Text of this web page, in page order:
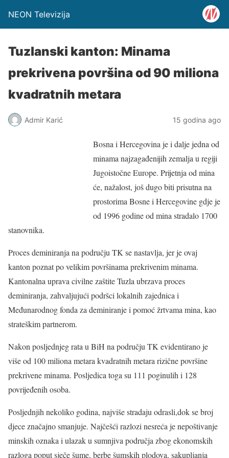
NEON Televizija
Tuzlanski kanton: Minama
prekrivena površina od 90 miliona
kvadratnih metara
Admir Karić 15 godina ago
Bosna i Hercegovina je i dalje jedna od
minama najzagađenijih zemalja u regiji
Jugoistočne Europe. Prijetnja od mina
će, nažalost, još dugo biti prisutna na
prostorima Bosne i Hercegovine gdje je
od 1996 godine od mina stradalo 1700
stanovnika.
Proces deminiranja na području TK se nastavlja, jer je ovaj
kanton poznat po velikim površinama prekrivenim minama.
Kantonalna uprava civilne zaštite Tuzla ubrzava proces
deminiranja, zahvaljujući podršci lokalnih zajednica i
Međunarodnog fonda za deminiranje i pomoć žrtvama mina, kao
strateškim partnerom.
Nakon posljednjeg rata u BiH na području TK evidentirano je
više od 100 miliona metara kvadratnih metara rizične površine
prekrivene minama. Posljedica toga su 111 poginulih i 128
povrijeđenih osoba.
Posljednjih nekoliko godina, najviše stradaju odrasli,dok se broj
djece značajno smanjuje. Najčešći razlozi nesreća je nepoštivanje
minskih oznaka i ulazak u sumnjiva područja zbog ekonomskih
razloga poput sječe šume, berbe šumskih plodova, sakupljanja